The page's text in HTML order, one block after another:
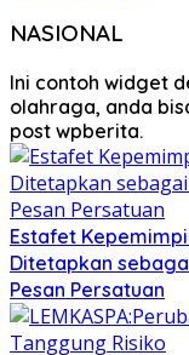
NASIONAL
Ini contoh widget
olahraga, anda
post wpberita.
Estafet
Ditetapkan
Pesan Persatuan